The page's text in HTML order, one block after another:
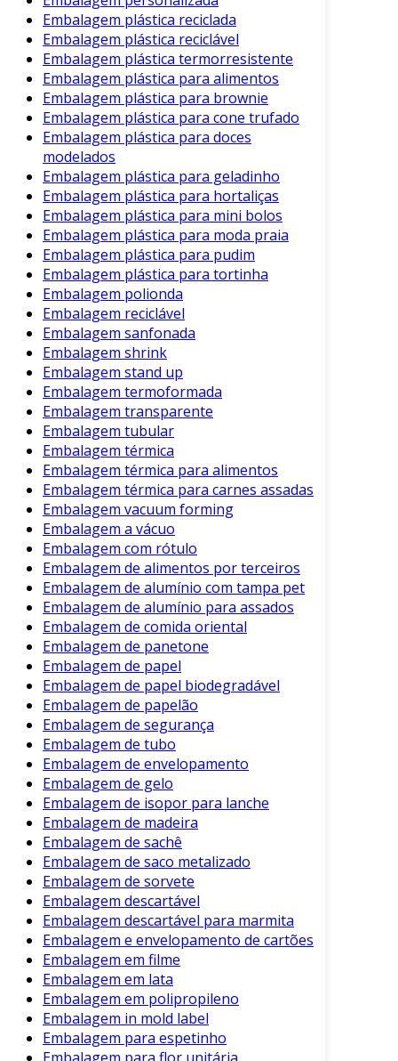
embalagem, é fundamental escolher o tipo
mais adequado para suas necessidades. Além
disso, recomenda-se seguir as orientações dos
fabricantes quanto à aplicação e manutenção.
Adicionalmente , verificar a compatibilidade do
material da cinta com o tipo de carga é
essencial. Assim, evita-se problemas durante o
transporte e armazenamento.
Consequentemente, a cinta de embalagem
desponta como um item indispensável no
cotidiano das operações logísticas. Sua
capacidade de unir segurança, praticidade e
economia é um diferencial competitivo.
Portanto, ao investir nesse produto, você
otimizará suas operações e proporcionará
maior tranquilidade no transporte de suas
cargas.
Em suma, a escolha correta da cinta de
embalagem pode fazer toute a diferença nas
suas operações. Saber utilizar essa ferramenta
de forma eficiente garantirá não apenas a
integridade dos produtos, mas também a
satisfação dos clientes com a entrega em
perfeito estado.
Embalagem plástica reciclada
Embalagem plástica reciclável
Embalagem plástica termorresistente
Embalagem plástica para alimentos
Embalagem plástica para brownie
Embalagem plástica para cone trufado
Embalagem plástica para doces
modelados
Embalagem plástica para geladinho
Embalagem plástica para hortaliças
Embalagem plástica para mini bolos
Embalagem plástica para moda praia
Embalagem plástica para pudim
Embalagem plástica para tortinha
Embalagem polionda
Embalagem reciclável
Embalagem sanfonada
Embalagem shrink
Embalagem stand up
Embalagem termoformada
Embalagem transparente
Embalagem tubular
Embalagem térmica
Embalagem térmica para alimentos
Embalagem térmica para carnes assadas
Embalagem vacuum forming
Embalagem a vácuo
Embalagem com rótulo
Embalagem de alimentos por terceiros
Embalagem de alumínio com tampa pet
Embalagem de alumínio para assados
Embalagem de comida oriental
Embalagem de panetone
Embalagem de papel
Embalagem de papel biodegradável
Embalagem de papelão
Embalagem de segurança
Embalagem de tubo
Embalagem de envelopamento
Embalagem de gelo
Embalagem de isopor para lanche
Embalagem de madeira
Embalagem de sachê
Embalagem de saco metalizado
Embalagem de sorvete
Embalagem descartável
Embalagem descartável para marmita
Embalagem e envelopamento de cartões
Embalagem em filme
Embalagem em lata
Embalagem em polipropileno
Embalagem in mold label
Embalagem para espetinho